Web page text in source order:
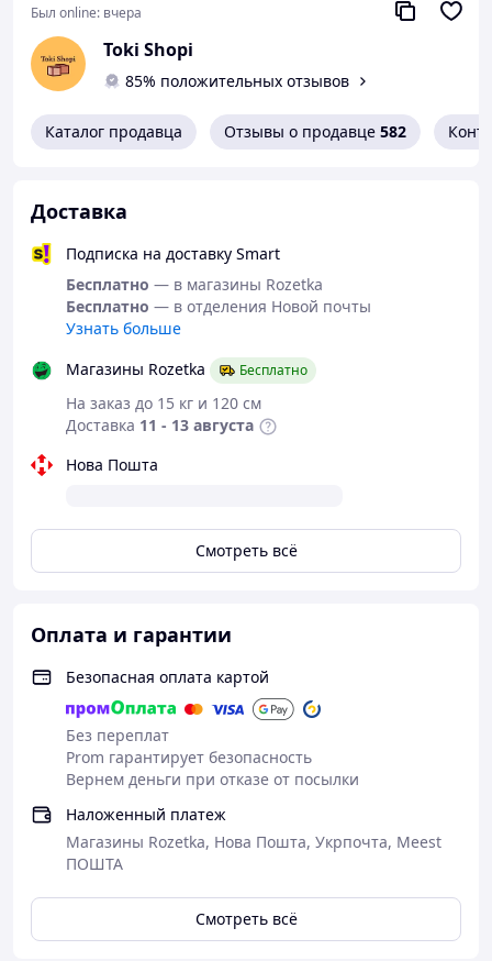
Опорная функция
Бандаж выполнен таким образом, чтобы
позволяет существенно снизить болевые
нагрузку на позвоночник и суставы. Он
помогает снять напряжение с ног, спины
и живота, что делает его незаменимым
при длительных прогулках или сидячем
положении.
Також не можна було вибрати колір.
Я би не обрала чорний. Все інше без
нарікань. Швидка доставка, якісне
пакуванн.
Был online: вчера
Tokі Shopі
85% положительных отзывов
Каталог продавца Отзывы о продавце 582
Доставка
Подписка на доставку Smart
Бесплатно — в магазины Rozetka
Бесплатно — в отделения Новой почты
Узнать больше
Магазины Rozetka
Бесплатно
На заказ до 15 кг и 120 см
Доставка 11 - 13 августа
Нова Пошта
Смотреть всё
Оплата и гарантии
Безопасная оплата картой
Без переплат
Prom гарантирует безопасность
Вернем деньги при отказе от посылки
Наложенный платеж
Магазины Rozetka, Нова Пошта, Укрпочта, Meest
ПОШТА
Смотреть всё